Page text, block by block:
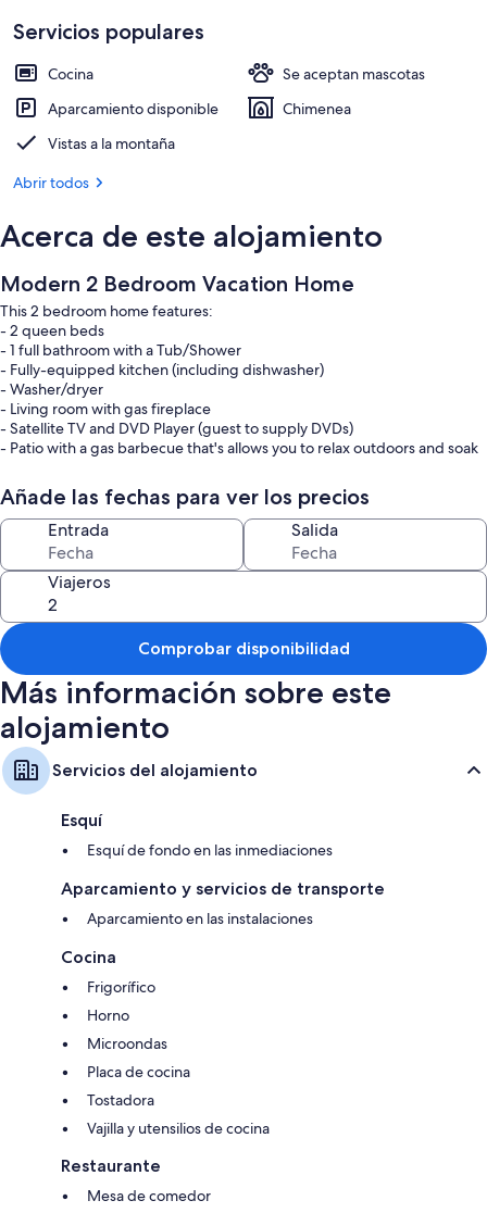
Servicios populares
Cocina
Se aceptan mascotas
Aparcamiento disponible
Chimenea
Vistas a la montaña
Abrir todos
Acerca de este alojamiento
Modern 2 Bedroom Vacation Home
This 2 bedroom home features:
- 2 queen beds
- 1 full bathroom with a Tub/Shower
- Fully-equipped kitchen (including dishwasher)
- Washer/dryer
- Living room with gas fireplace
- Satellite TV and DVD Player (guest to supply DVDs)
- Patio with a gas barbecue that's allows you to relax outdoors and soak
- Walking Trails on site with map provided
Añade las fechas para ver los precios
Entrada Salida
Viajeros
Comprobar disponibilidad
Más información sobre este
alojamiento
Servicios del alojamiento
Esquí
Esquí de fondo en las inmediaciones
Aparcamiento y servicios de transporte
Aparcamiento en las instalaciones
Cocina
Frigorífico
Horno
Microondas
Placa de cocina
Tostadora
Vajilla y utensilios de cocina
Restaurante
Mesa de comedor